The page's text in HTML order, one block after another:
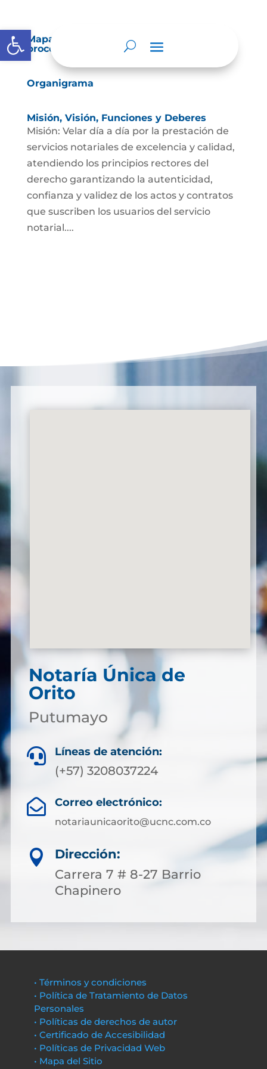
Abrir barra de herramientas
Mapas y cartas descriptivas de los
procesos
Organigrama
Misión, Visión, Funciones y Deberes
Misión: Velar día a día por la prestación de
servicios notariales de excelencia y calidad,
atendiendo los principios rectores del
derecho garantizando la autenticidad,
confianza y validez de los actos y contratos
que suscriben los usuarios del servicio
notarial....
Notaría Única de
Orito
Putumayo
 Líneas de atención:
(+57) 3208037224
 Correo electrónico:
notariaunicaorito@ucnc.com.co

Dirección:
Carrera 7 # 8-27 Barrio
Chapinero
• Términos y condiciones
• Política de Tratamiento de Datos
Personales
• Políticas de derechos de autor
• Certificado de Accesibilidad
• Políticas de Privacidad Web
• Mapa del Sitio